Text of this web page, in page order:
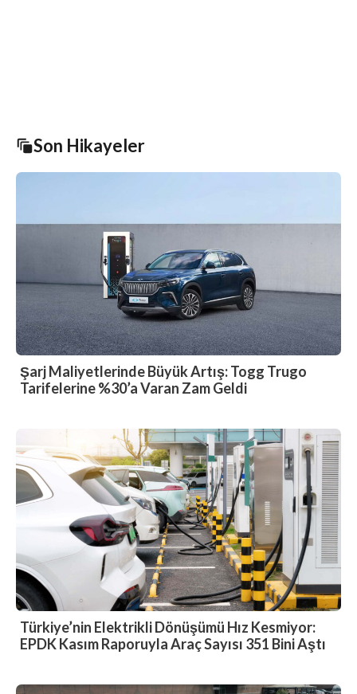
Son Hikayeler
Şarj Maliyetlerinde Büyük Artış: Togg Trugo
Tarifelerine %30’a Varan Zam Geldi
Türkiye’nin Elektrikli Dönüşümü Hız Kesmiyor:
EPDK Kasım Raporuyla Araç Sayısı 351 Bini Aştı